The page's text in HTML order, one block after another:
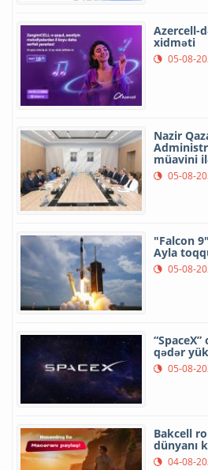
Azercell-
xidməti
05-08-
Nazir
müavini
05-08-
"Falcon
Ayla
05-08-
qədər yük
05-08-
Bakcell
dünyanı
04-08-